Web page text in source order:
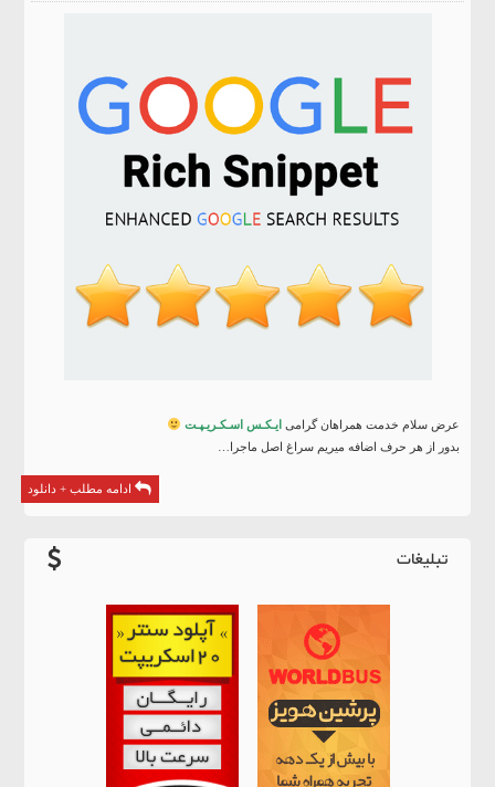
عرض سلام خدمت همراهان گرامی ایـکـس اسـکـریـپـت
بدور از هر حرف اضافه میریم سراغ اصل ماجرا…
ادامه مطلب + دانلود
تبلیغات